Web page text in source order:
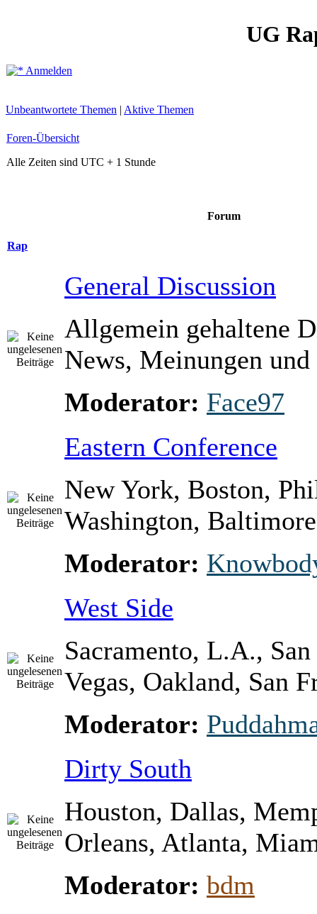
UG
Anmelden
Unbeantwortete Themen | Aktive Themen
Foren-Übersicht
Alle Zeiten sind UTC + 1 Stunde
Forum
Rap
General Discussion
Allgemein gehaltene
News, Meinungen und
Moderator: Face97
Eastern Conference
New York, Boston,
Washington,
Moderator:
West Side
Sacramento, L.A.,
Vegas, Oakland, San
Moderator:
Dirty South
Houston, Dallas,
Orleans, Atlanta,
Moderator: bdm